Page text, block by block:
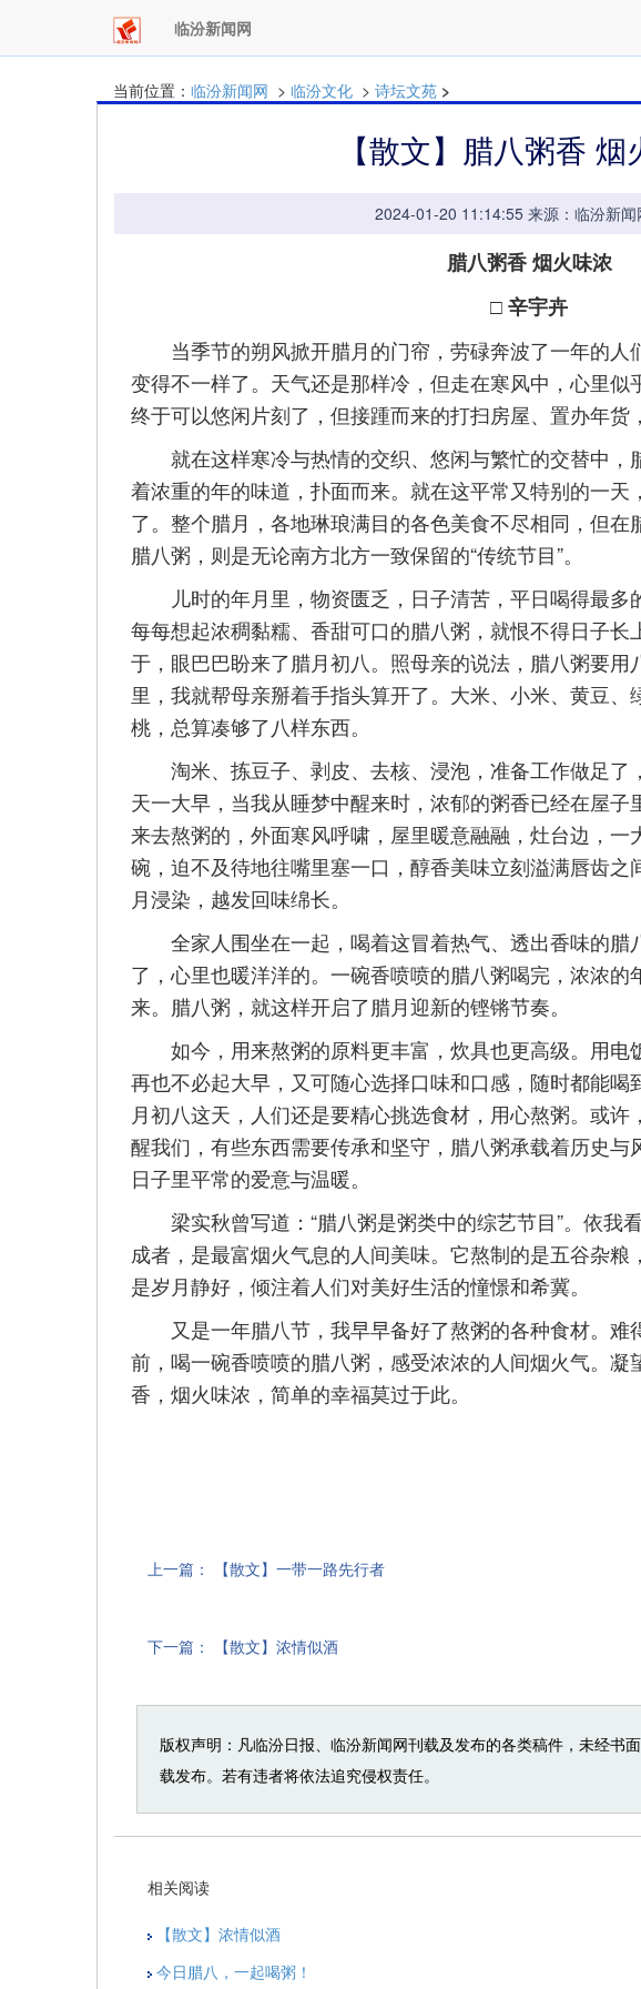
临汾新闻网
当前位置： 临汾新闻网 > 临汾文化 > 诗坛文苑 >
【散文】腊八粥香 烟
2024-01-20 11:14:55 来源：临汾
腊八粥香 烟火味浓
□ 辛宇卉
当季节的朔风掀开腊月的门帘，劳碌奔波了一年的人
变得不一样了。天气还是那样冷，但走在寒风中，心里
终于可以悠闲片刻了，但接踵而来的打扫房屋、置办年货
就在这样寒冷与热情的交织、悠闲与繁忙的交替中，
着浓重的年的味道，扑面而来。就在这平常又特别的一天
了。整个腊月，各地琳琅满目的各色美食不尽相同，但
腊八粥，则是无论南方北方一致保留的“传统节目”。
儿时的年月里，物资匮乏，日子清苦，平日喝得最多
每每想起浓稠黏糯、香甜可口的腊八粥，就恨不得日子长
于，眼巴巴盼来了腊月初八。照母亲的说法，腊八粥要用
里，我就帮母亲掰着手指头算开了。大米、小米、黄豆
桃，总算凑够了八样东西。
淘米、拣豆子、剥皮、去核、浸泡，准备工作做足了
天一大早，当我从睡梦中醒来时，浓郁的粥香已经在屋子
来去熬粥的，外面寒风呼啸，屋里暖意融融，灶台边，一
碗，迫不及待地往嘴里塞一口，醇香美味立刻溢满唇齿之
月浸染，越发回味绵长。
全家人围坐在一起，喝着这冒着热气、透出香味的腊
了，心里也暖洋洋的。一碗香喷喷的腊八粥喝完，浓浓
来。腊八粥，就这样开启了腊月迎新的铿锵节奏。
如今，用来熬粥的原料更丰富，炊具也更高级。用电
再也不必起大早，又可随心选择口味和口感，随时都能
月初八这天，人们还是要精心挑选食材，用心熬粥。或
醒我们，有些东西需要传承和坚守，腊八粥承载着历史与
日子里平常的爱意与温暖。
梁实秋曾写道：“腊八粥是粥类中的综艺节目”。依我
成者，是最富烟火气息的人间美味。它熬制的是五谷杂
是岁月静好，倾注着人们对美好生活的憧憬和希冀。
又是一年腊八节，我早早备好了熬粥的各种食材。难
前，喝一碗香喷喷的腊八粥，感受浓浓的人间烟火气。凝
香，烟火味浓，简单的幸福莫过于此。
上一篇： 【散文】一带一路先行者
下一篇： 【散文】浓情似酒
版权声明：凡临汾日报、临汾新闻网刊载及发布的各类稿件，未经书
载发布。若有违者将依法追究侵权责任。
相关阅读
【散文】浓情似酒
今日腊八，一起喝粥！